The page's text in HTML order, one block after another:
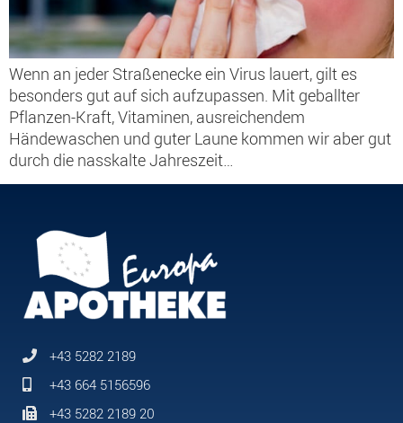
Wenn an jeder Straßenecke ein Virus lauert, gilt es
besonders gut auf sich aufzupassen. Mit geballter
Pflanzen-Kraft, Vitaminen, ausreichendem
Händewaschen und guter Laune kommen wir aber gut
durch die nasskalte Jahreszeit…
+43 5282 2189
+43 664 5156596
+43 5282 2189 20